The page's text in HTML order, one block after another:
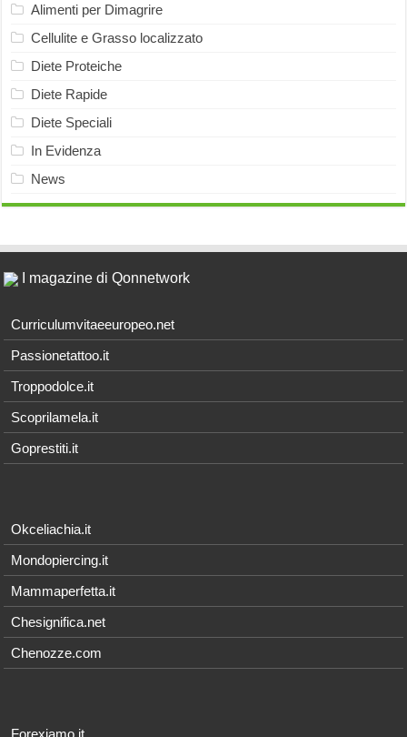
Alimenti per Dimagrire
Cellulite e Grasso localizzato
Diete Proteiche
Diete Rapide
Diete Speciali
In Evidenza
News
I magazine di Qonnetwork
Curriculumvitaeeuropeo.net
Passionetattoo.it
Troppodolce.it
Scoprilamela.it
Goprestiti.it
Okceliachia.it
Mondopiercing.it
Mammaperfetta.it
Chesignifica.net
Chenozze.com
Forexiamo.it